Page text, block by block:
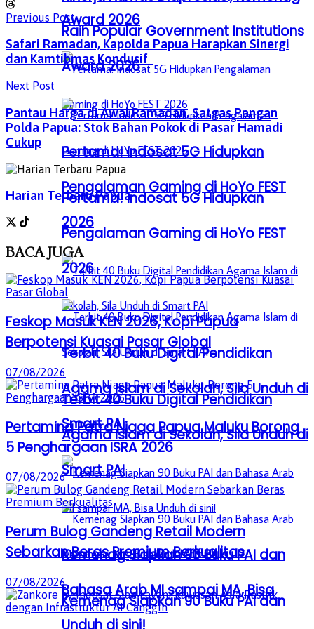
Award 2026
Pertama! Indosat 5G Hidupkan
Pengalaman Gaming di HoYo FEST
2026
Terbit 40 Buku Digital Pendidikan
Agama Islam di Sekolah, Sila Unduh di
Smart PAI
Kemenag Siapkan 90 Buku PAI dan
Bahasa Arab MI sampai MA, Bisa
Raih Popular Government Institutions
Award 2026
Pertama! Indosat 5G Hidupkan
Pengalaman Gaming di HoYo FEST
2026
Terbit 40 Buku Digital Pendidikan
Agama Islam di Sekolah, Sila Unduh di
Smart PAI
Kemenag Siapkan 90 Buku PAI dan
Previous Post
Safari Ramadan, Kapolda Papua Harapkan Sinergi
dan Kamtibmas Kondusif
Next Post
Pantau Harga di Awal Ramadan, Satgas Pangan
Polda Papua: Stok Bahan Pokok di Pasar Hamadi
Cukup
Harian Terbaru Papua
BACAJUGA
Feskop Masuk KEN 2026, Kopi Papua
Berpotensi Kuasai Pasar Global
07/08/2026
Pertamina Patra Niaga Papua Maluku Borong
5 Penghargaan ISRA 2026
07/08/2026
Perum Bulog Gandeng Retail Modern
Sebarkan Beras Premium Berkualitas
07/08/2026